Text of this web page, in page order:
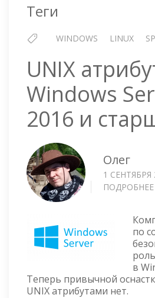
Теги
WINDOWS LINUX
UNIX
Windows
2016 и
Олег
1 СЕНТЯБРЯ
ПОДРОБНЕЕ
по
в
Теперь привычной
UNIX атрибутами нет.